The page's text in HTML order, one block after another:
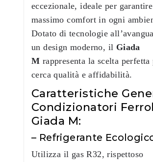
eccezionale, ideale per
massimo comfort in ogni
Dotato di tecnologie
un design moderno, il Giada
M rappresenta la scelta perfetta
cerca qualità e affidabilità.
Caratteristiche
Condizionatori
Giada M:
– Refrigerante
Utilizza il gas R32, rispettoso